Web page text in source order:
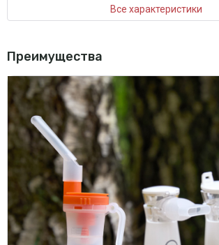
Все характеристики
Преимущества